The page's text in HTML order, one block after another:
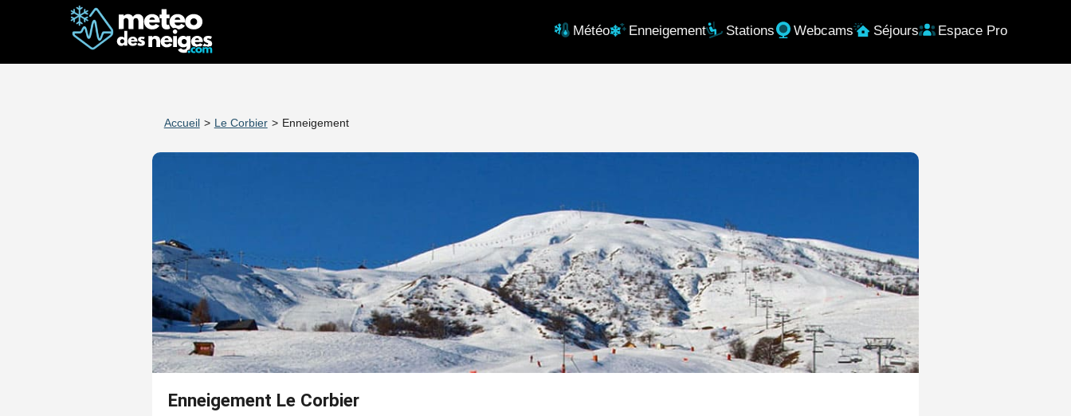
Météo Enneigement Stations Webcams Séjours Espace Pro
Accueil > Le Corbier > Enneigement
Enneigement Le Corbier